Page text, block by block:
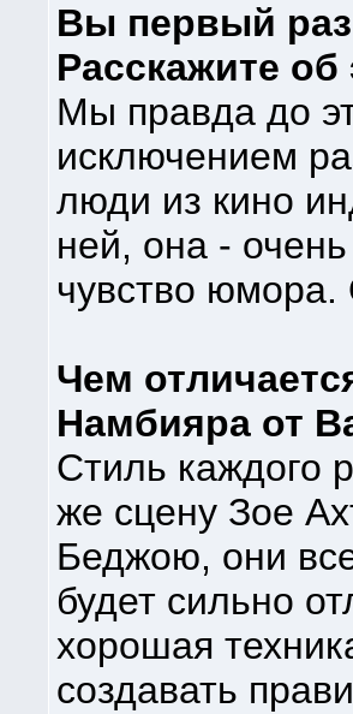
Вы первый
Расскажите об
Мы правда до
исключением
люди из кино
ней, она -
чувство юмора.
Чем
Намбияра от
Стиль каждого
же сцену Зое
Беджою, они
будет сильно
хорошая
создавать